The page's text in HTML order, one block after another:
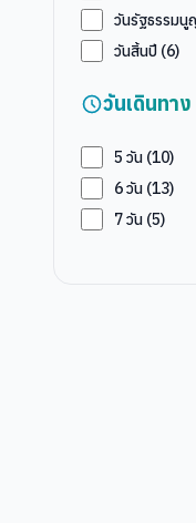
วันรัฐธรรมนู
วันสิ้นปี (6)
วันเดินทาง
5 วัน (10)
6วัน (13)
7วัน (5)